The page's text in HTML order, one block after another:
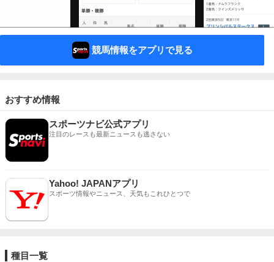
競馬情報をアプリで見る
おすすめ情報
スポーツナビ公式アプリ
注目のレースも最新ニュースも逃さない
Yahoo! JAPANアプリ
スポーツ情報やニュース、天気もこれひとつで
種目一覧